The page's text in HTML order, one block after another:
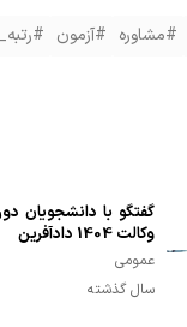
#مشاوره #آزمون
گفتگو با دانشجویان
وکالت 1404 دادآفرین
عمومی
سال گذشته